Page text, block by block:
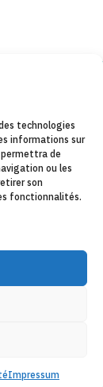
technologies
informations sur
de
ou les
son
fonctionnalités.
Impressum